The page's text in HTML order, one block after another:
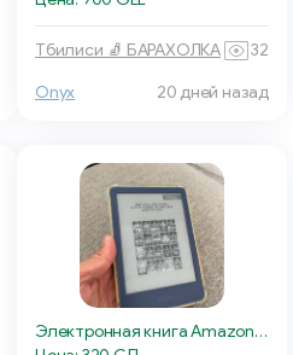
Тбилиси 🧦 БАРАХОЛКА 32
Onyx 20 дней назад
Электронная книга Amazon Kindle